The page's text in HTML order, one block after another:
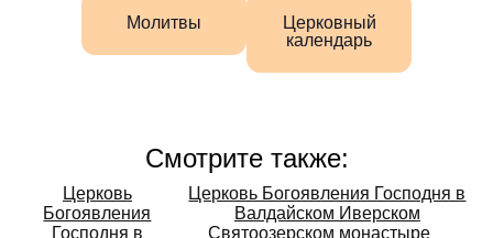
Молитвы
Церковный
календарь
Смотрите также:
Смотрите
также:
Церковь
Богоявления
Господня в
Церковь Богоявления Господня в
Валдайском Иверском
Святоозерском монастыре